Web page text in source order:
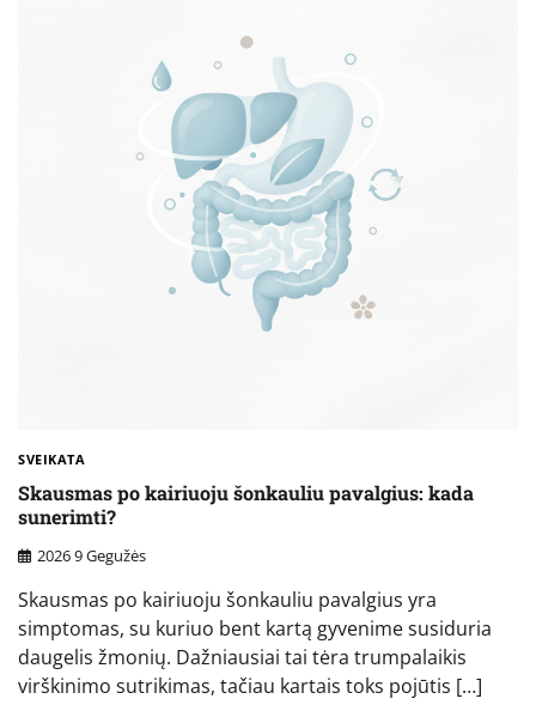
SVEIKATA
Skausmas po kairiuoju šonkauliu pavalgius: kada
sunerimti?
2026 9 Gegužės
Skausmas po kairiuoju šonkauliu pavalgius yra
simptomas, su kuriuo bent kartą gyvenime susiduria
daugelis žmonių. Dažniausiai tai tėra trumpalaikis
virškinimo sutrikimas, tačiau kartais toks pojūtis […]